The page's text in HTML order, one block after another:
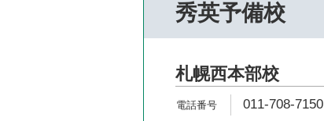
秀英予備校
札幌西本部校
011-708-7150